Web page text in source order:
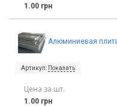
1.00 грн
Алюминиевая
Артикул: Показать
Цена за шт.
1.00 грн